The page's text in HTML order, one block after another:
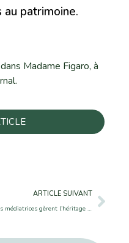
patrimoine.
Madame Figaro, à
ARTICLE SUIVANT
Ces médiatrices gèrent l’héritage des familles déchirées – Les Echos